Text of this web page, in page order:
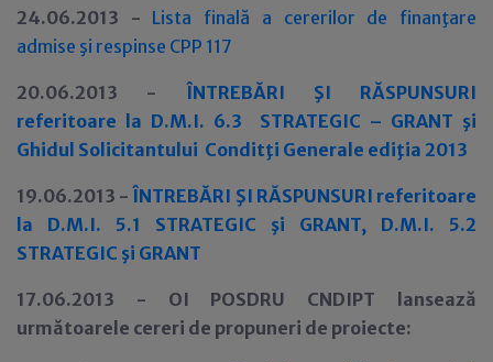
24.06.2013 - Lista final ă a cererilor de finanţare
admise şi respinse CPP 117
20.06.2013 -
ÎNTREBĂRI ŞI RĂSPUNSURI
referitoare la D.M.I. 6.3 STRATEGIC – GRANT şi
Ghidul Solicitantului Conditţi Generale ediţia 2013
19.06.2013 - ÎNTREBĂRI ŞI RĂSPUNSURI referitoare
la D.M.I. 5.1 STRATEGIC şi GRANT, D.M.I. 5.2
STRATEGIC şi GRANT
17.06.2013 - OI POSDRU CNDIPT lansează
următoarele cereri de propuneri de proiecte: